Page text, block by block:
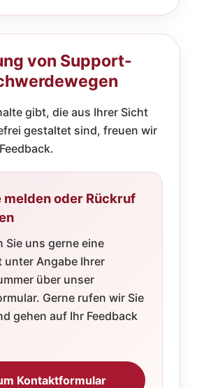
von Support-
gibt, die aus Ihrer Sicht
gestaltet sind, freuen wir
melden oder Rückruf
Sie uns gerne eine
unter Angabe Ihrer
über unser
Gerne rufen wir Sie
gehen auf Ihr Feedback
Kontaktformular